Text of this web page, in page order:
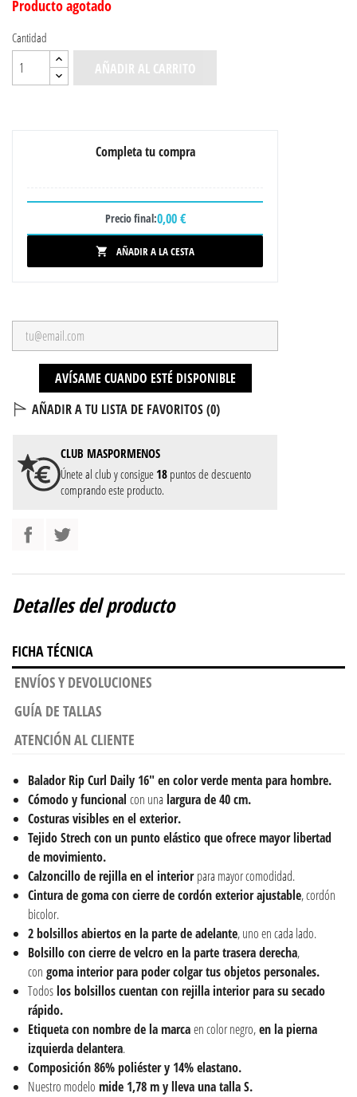
Producto agotado
Cantidad
AÑADIR AL CARRITO
Completa tu compra
Precio final:0,00 €
 AÑADIR A LA CESTA
AVÍSAME CUANDO ESTÉ DISPONIBLE
AÑADIR A TU LISTA DE FAVORITOS (0)
CLUB MASPORMENOS
Únete al club y consigue 18 puntos de descuento
comprando este producto.
Detalles del producto
FICHA TÉCNICA
ENVÍOS Y DEVOLUCIONES
GUÍA DE TALLAS
ATENCIÓN AL CLIENTE
Balador Rip Curl Daily 16" en color verde menta para hombre.
Cómodo y funcional con una largura de 40 cm.
Costuras visibles en el exterior.
Tejido Strech con un punto elástico que ofrece mayor libertad
de movimiento.
Calzoncillo de rejilla en el interiorpara mayor comodidad.
Cintura de goma con cierre de cordón exterior ajustable, cordón
bicolor.
2 bolsillos abiertos en la parte de adelante, uno en cada lado.
Bolsillo con cierre de velcro en la parte trasera derecha,
con goma interior para poder colgar tus objetos personales.
Todoslos bolsillos cuentan con rejilla interior para su secado
rápido.
Etiqueta con nombre de la marcaen color negro,en la pierna
izquierda delantera.
Composición 86% poliéster y 14% elastano.
Nuestro modelo mide 1,78 m y lleva una talla S.